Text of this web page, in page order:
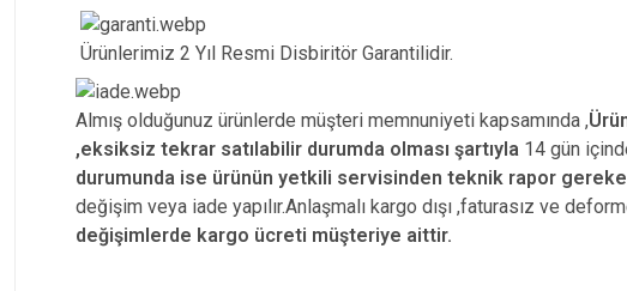
Ürünlerimiz 2 Yıl Resmi Disbiritör Garantilidir.
Almış olduğunuz ürünlerde müşteri memnuniyeti kapsamında ,
,eksiksiz tekrar satılabilir durumda olması şartıyla 14 gün
durumunda ise ürünün yetkili servisinden teknik rapor
değişim veya iade yapılır.Anlaşmalı kargo dışı ,faturasız ve
değişimlerde kargo ücreti müşteriye aittir.